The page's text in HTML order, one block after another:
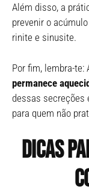
Além disso, a
prevenir o
rinite e sinusite.
Por fim, lembra-te:
permanece
dessas secreções
para quem não
Dicas